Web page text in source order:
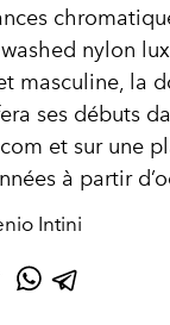
washed nylon
masculine, la
ses débuts
et sur une
à partir
Intini